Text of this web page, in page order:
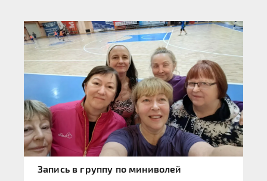
Запись в группу по миниволей